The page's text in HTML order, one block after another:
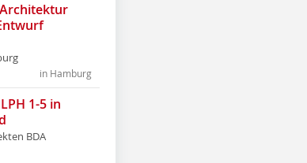
in Hamburg
1-5 in
BDA